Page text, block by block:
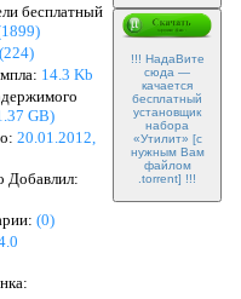
!!! НадаВите
сюда —
качается
бесплатный
установщик
набора
«Утилит» [с
нужным Вам
файлом
.torrent] !!!
бесплатный
(224)
14.3 Kb
GB)
20.01.2012,
Добавлил:
(0)